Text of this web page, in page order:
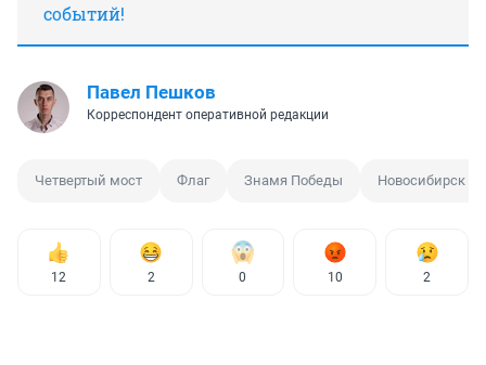
событий!
Павел Пешков
Корреспондент оперативной редакции
Четвертый мост Флаг Знамя Победы Новосибирск
12 2 0 10 2